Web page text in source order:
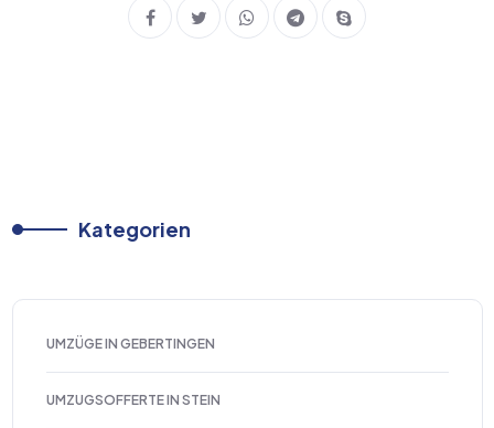
Kategorien
UMZÜGE IN GEBERTINGEN
UMZUGSOFFERTE IN STEIN